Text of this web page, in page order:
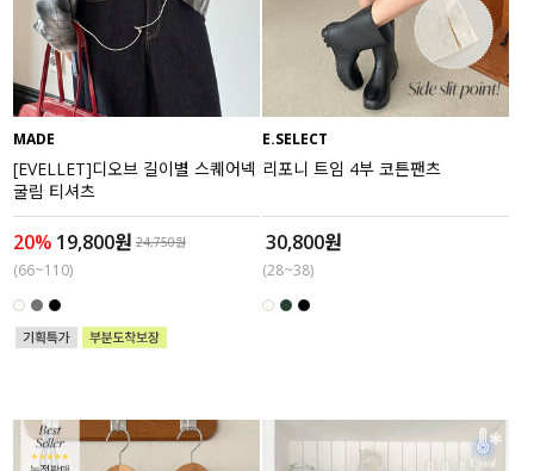
MADE
[EVELLET]디오브 길이별 스퀘어넥
굴림 티셔츠
20% 19,800원 24,750원
(66~110)
E.SELECT
리포니 트임 4부 코튼팬츠
30,800원
(28~38)